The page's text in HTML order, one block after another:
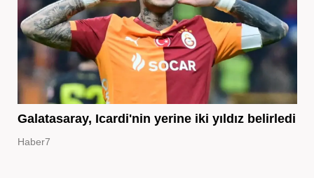
Galatasaray, Icardi'nin yerine iki yıldız belirledi
Haber7